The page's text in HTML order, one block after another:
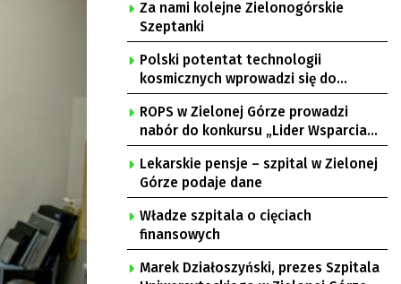
Za nami kolejne Zielonogórskie
Szeptanki
Polski potentat technologii
kosmicznych wprowadzi się do
Zielonej Góry
ROPS w Zielonej Górze prowadzi
nabór do konkursu „Lider Wsparcia
Seniora”
Lekarskie pensje – szpital w Zielonej
Górze podaje dane
Władze szpitala o cięciach
finansowych
Marek Działoszyński, prezes Szpitala